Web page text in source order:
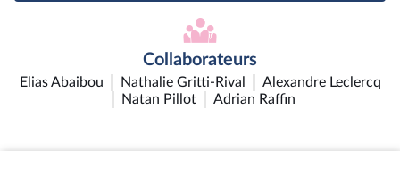
Collaborateurs
Elias Abaibou Nathalie Gritti-Rival
Alexandre Leclercq
Natan Pillot
Adrian Raffin